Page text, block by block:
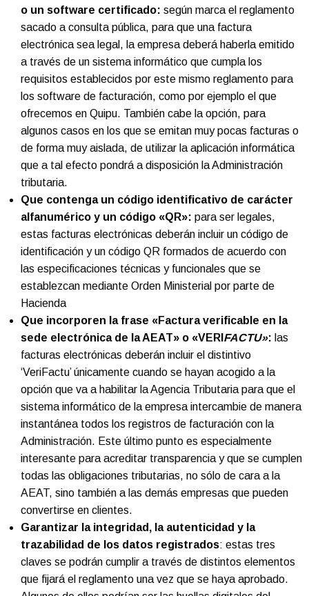
o un software certificado: según marca el reglamento
sacado a consulta pública, para que una factura
electrónica sea legal, la empresa deberá haberla emitido
a través de un sistema informático que cumpla los
requisitos establecidos por este mismo reglamento para
los software de facturación, como por ejemplo el que
ofrecemos en Quipu. También cabe la opción, para
algunos casos en los que se emitan muy pocas facturas o
de forma muy aislada, de utilizar la aplicación informática
que a tal efecto pondrá a disposición la Administración
tributaria.
Que contenga un código identificativo de carácter
alfanumérico y un código «QR»: para ser legales,
estas facturas electrónicas deberán incluir un código de
identificación y un código QR formados de acuerdo con
las especificaciones técnicas y funcionales que se
establezcan mediante Orden Ministerial por parte de
Hacienda
Que incorporen la frase «Factura verificable en la
sede electrónica de la AEAT» o «VERI FACTU»: las
facturas electrónicas deberán incluir el distintivo
‘VeriFactu’ únicamente cuando se hayan acogido a la
opción que va a habilitar la Agencia Tributaria para que el
sistema informático de la empresa intercambie de manera
instantánea todos los registros de facturación con la
Administración. Este último punto es especialmente
interesante para acreditar transparencia y que se cumplen
todas las obligaciones tributarias, no sólo de cara a la
AEAT, sino también a las demás empresas que pueden
convertirse en clientes.
Garantizar la integridad, la autenticidad y la
trazabilidad de los datos registrados: estas tres
claves se podrán cumplir a través de distintos elementos
que fijará el reglamento una vez que se haya aprobado.